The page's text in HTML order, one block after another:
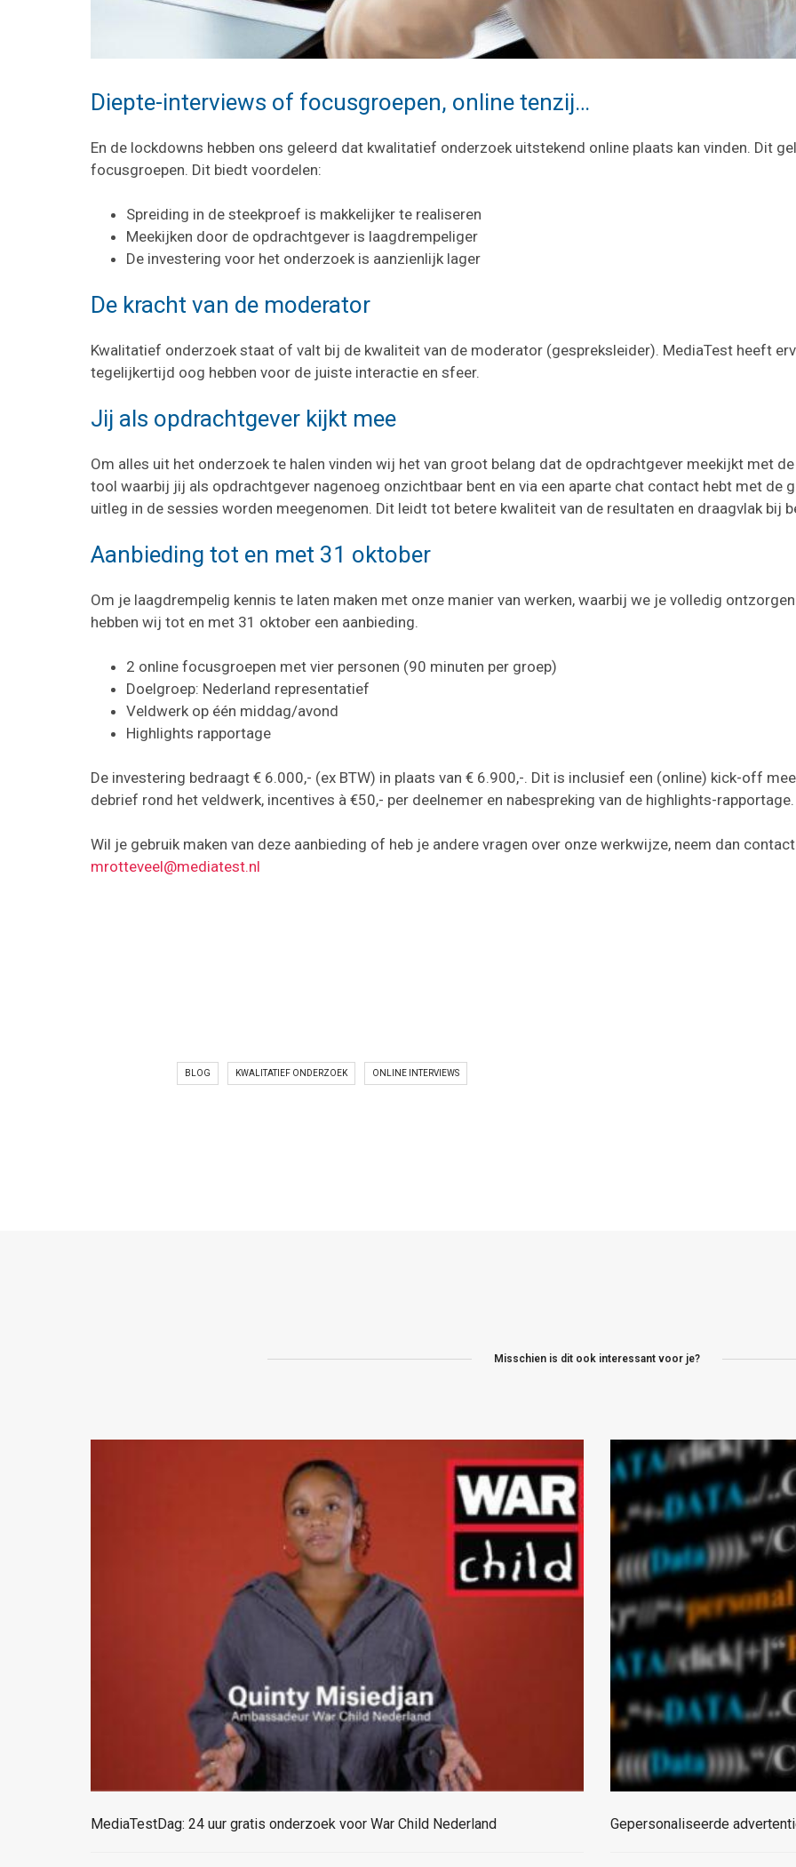
Diepte-interviews of focusgroepen, online tenzij…
En de lockdowns hebben ons geleerd dat kwalitatief onderzoek uitstekend online plaats kan vinden. Dit
focusgroepen. Dit biedt voordelen:
Spreiding in de steekproef is makkelijker te realiseren
Meekijken door de opdrachtgever is laagdrempeliger
De investering voor het onderzoek is aanzienlijk lager
De kracht van de moderator
Kwalitatief onderzoek staat of valt bij de kwaliteit van de moderator (gespreksleider). MediaTest heeft
tegelijkertijd oog hebben voor de juiste interactie en sfeer.
Jij als opdrachtgever kijkt mee
Om alles uit het onderzoek te halen vinden wij het van groot belang dat de opdrachtgever meekijkt met
tool waarbij jij als opdrachtgever nagenoeg onzichtbaar bent en via een aparte chat contact hebt met de
uitleg in de sessies worden meegenomen. Dit leidt tot betere kwaliteit van de resultaten en draagvlak bij
Aanbieding tot en met 31 oktober
Om je laagdrempelig kennis te laten maken met onze manier van werken, waarbij we je volledig
hebben wij tot en met 31 oktober een aanbieding.
2 online focusgroepen met vier personen (90 minuten per groep)
Doelgroep: Nederland representatief
Veldwerk op één middag/avond
Highlights rapportage
De investering bedraagt € 6.000,- (ex BTW) in plaats van € 6.900,-. Dit is inclusief een (online) kick-off
debrief rond het veldwerk, incentives à €50,- per deelnemer en nabespreking van de highlights-rapportage.
Wil je gebruik maken van deze aanbieding of heb je andere vragen over onze werkwijze, neem dan
mrotteveel@mediatest.nl
BLOG KWALITATIEF ONDERZOEK ONLINE INTERVIEWS
Misschien is dit ook interessant voor je?
MediaTestDag: 24 uur gratis onderzoek voor War Child Nederland Gepersonaliseerde